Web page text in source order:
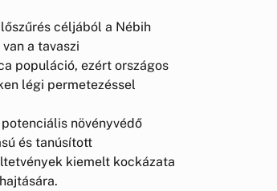
céljából a Nébih
a tavaszi
populáció, ezért országos
légi permetezéssel
növényvédő
és tanúsított
kiemelt kockázata